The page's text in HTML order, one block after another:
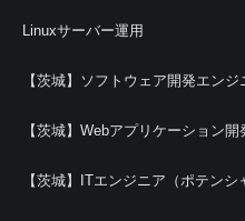
Linuxサーバー運用
【茨城】ソフトウェア開発エンジ
【茨城】Webアプリケーション
【茨城】ITエンジニア（ポテンシ